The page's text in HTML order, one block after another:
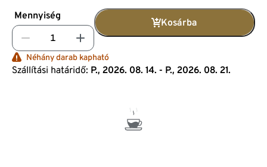
Mennyiség
Kosárba
Néhány darab kapható
Szállítási határidő: P., 2026. 08. 14. - P., 2026. 08. 21.